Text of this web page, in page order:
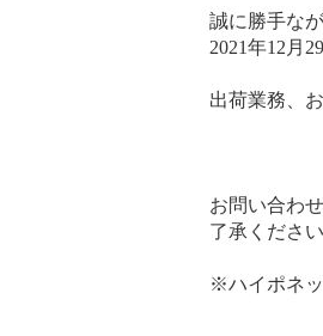
誠に勝手なが
2021年12月
出荷業務、
お問い合わ
了承ください
※ハイポネッ